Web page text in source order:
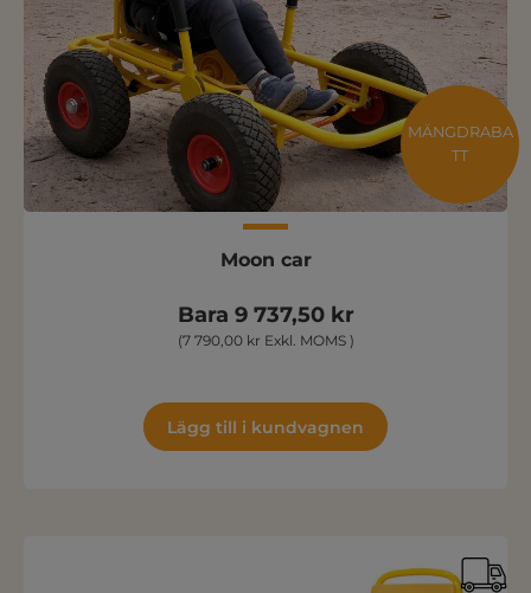
MÄNGDRABA
TT
Moon car
Bara 9 737,50 kr
(7 790,00 kr Exkl. MOMS )
Lägg till i kundvagnen